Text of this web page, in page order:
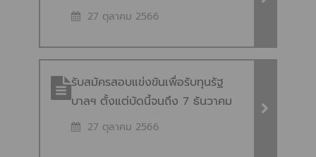
ปลาย) ประมาณปลายเดือนกันยายน
27 ตุลาคม 2566
รับสมัครสอบแข่งขันเพื่อรับทุนรัฐ
บาลฯ ตั้งแต่บัดนี้จนถึง 7 ธันวาคม
2566 (ทุนบุคคลทั่วไประดับปริญญา)
27 ตุลาคม 2566